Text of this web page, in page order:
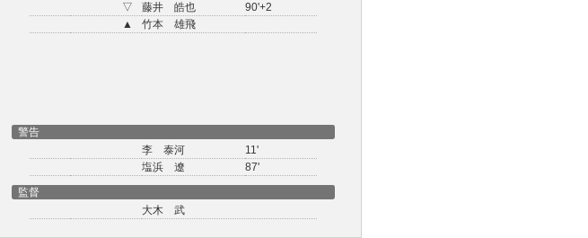
▽
藤井 皓也
90'+2
▲
竹本 雄飛
警告
李 泰河
11'
塩浜 遼
87'
監督
大木 武